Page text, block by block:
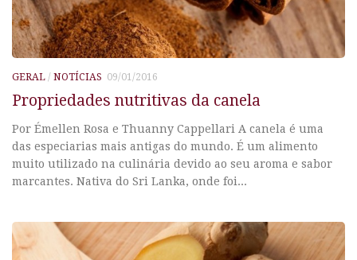
GERAL / NOTÍCIAS 09/01/2016
Propriedades nutritivas da canela
Por Émellen Rosa e Thuanny Cappellari A canela é uma
das especiarias mais antigas do mundo. É um alimento
muito utilizado na culinária devido ao seu aroma e sabor
marcantes. Nativa do Sri Lanka, onde foi...